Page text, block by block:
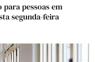
pessoas em
segunda-feira